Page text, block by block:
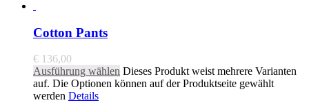
Cotton Pants
€ 136,00
Ausführung wählen Dieses Produkt weist mehrere Varianten
auf. Die Optionen können auf der Produktseite gewählt
werden Details